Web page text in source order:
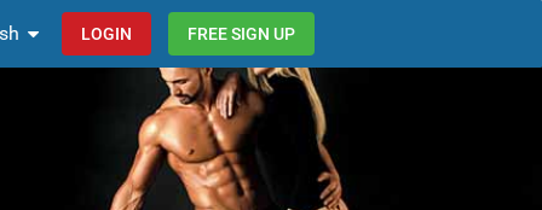
LOGIN FREE SIGN UP